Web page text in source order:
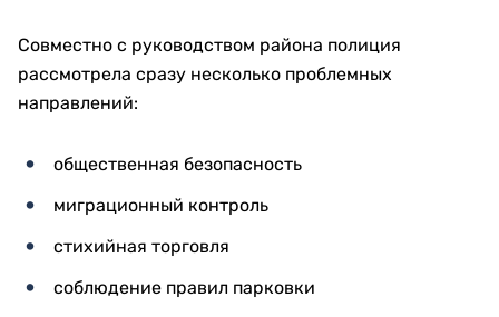
Совместно с руководством района полиция
рассмотрела сразу несколько проблемных
направлений:
общественная безопасность
миграционный контроль
стихийная торговля
соблюдение правил парковки